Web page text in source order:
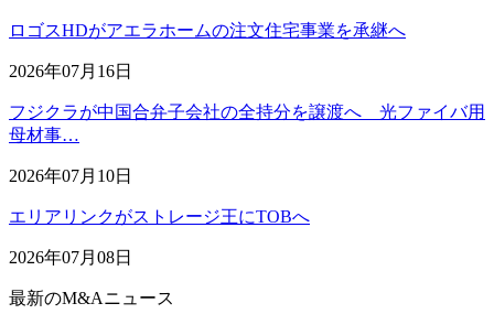
ロゴスHDがアエラホームの注文住宅事業を承継へ
2026年07月16日
フジクラが中国合弁子会社の全持分を譲渡へ 光ファイバ用
母材事…
2026年07月10日
エリアリンクがストレージ王にTOBへ
2026年07月08日
最新のM&Aニュース